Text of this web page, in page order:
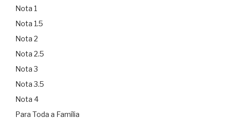
Nota 1
Nota 1.5
Nota 2
Nota 2.5
Nota 3
Nota 3.5
Nota 4
Para Toda a Família